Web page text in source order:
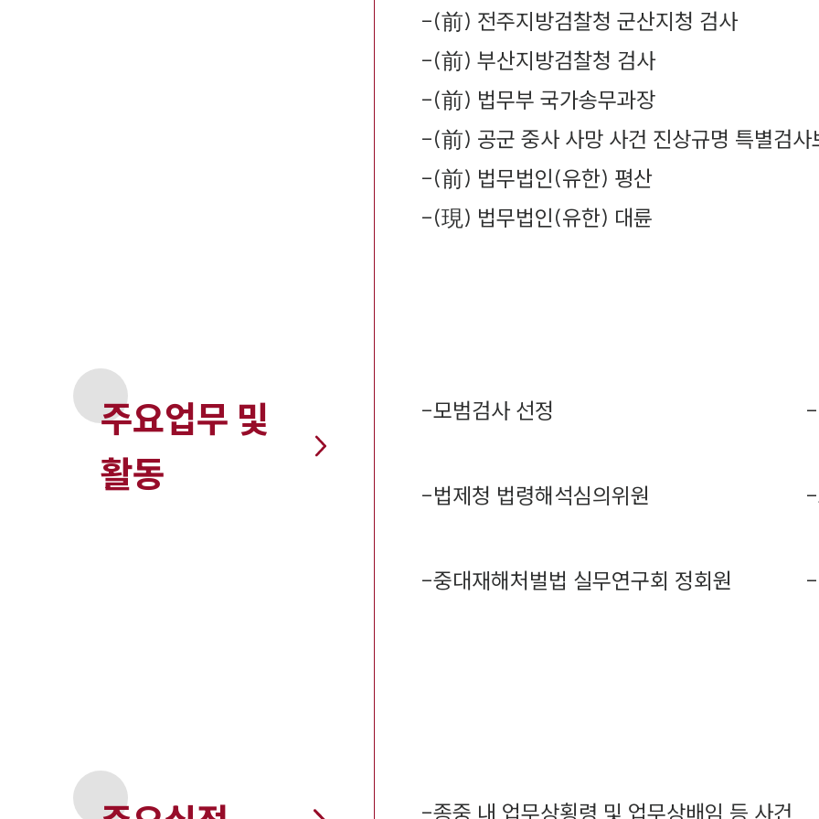
-(前) 전주지방검찰청 군산지청 검사
-(前) 부산지방검찰청 검사
-(前) 법무부 국가송무과장
-(前) 공군 중사 사망 사건 진상규명 특별검사
-(前) 법무법인(유한) 평산
-(現) 법무법인(유한) 대륜
주요업무 및
활동
-모범검사 선정 -
-법제청 법령해석심의위원 -
-중대재해처벌법 실무연구회 정회원 -
-종중 내 업무상횡령 및 업무상배임 등 사건